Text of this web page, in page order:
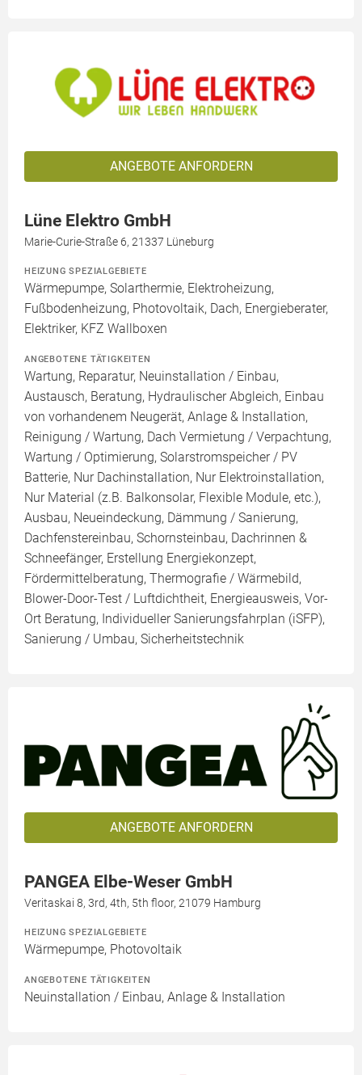
ANGEBOTE ANFORDERN
Lüne Elektro GmbH
Marie-Curie-Straße 6, 21337 Lüneburg
HEIZUNG SPEZIALGEBIETE
Wärmepumpe, Solarthermie, Elektroheizung,
Fußbodenheizung, Photovoltaik, Dach, Energieberater,
Elektriker, KFZ Wallboxen
ANGEBOTENE TÄTIGKEITEN
Wartung, Reparatur, Neuinstallation / Einbau,
Austausch, Beratung, Hydraulischer Abgleich, Einbau
von vorhandenem Neugerät, Anlage & Installation,
Reinigung / Wartung, Dach Vermietung / Verpachtung,
Wartung / Optimierung, Solarstromspeicher / PV
Batterie, Nur Dachinstallation, Nur Elektroinstallation,
Nur Material (z.B. Balkonsolar, Flexible Module, etc.),
Ausbau, Neueindeckung, Dämmung / Sanierung,
Dachfenstereinbau, Schornsteinbau, Dachrinnen &
Schneefänger, Erstellung Energiekonzept,
Fördermittelberatung, Thermografie / Wärmebild,
Blower-Door-Test / Luftdichtheit, Energieausweis, Vor-
Ort Beratung, Individueller Sanierungsfahrplan (iSFP),
Sanierung / Umbau, Sicherheitstechnik
ANGEBOTE ANFORDERN
PANGEA Elbe-Weser GmbH
Veritaskai 8, 3rd, 4th, 5th floor, 21079 Hamburg
HEIZUNG SPEZIALGEBIETE
Wärmepumpe, Photovoltaik
ANGEBOTENE TÄTIGKEITEN
Neuinstallation / Einbau, Anlage & Installation